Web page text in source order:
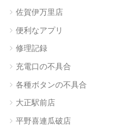
佐賀伊万里店
便利なアプリ
修理記録
充電口の不具合
各種ボタンの不具合
大正駅前店
平野喜連瓜破店